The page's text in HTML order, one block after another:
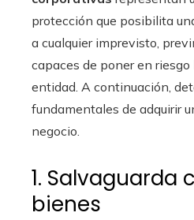
protección que posibilita
a cualquier imprevisto,
capaces de poner en
entidad. A continuación,
fundamentales de adquirir
negocio.
1. Salvaguarda
bienes